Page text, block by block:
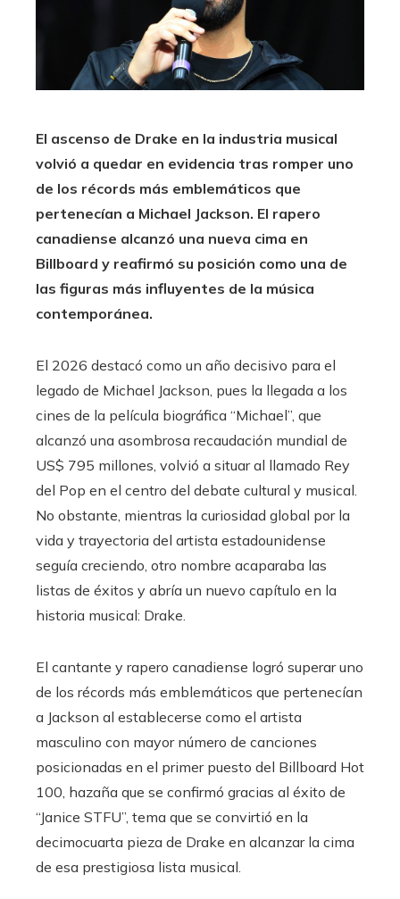
El ascenso de Drake en la industria musical
volvió a quedar en evidencia tras romper uno
de los récords más emblemáticos que
pertenecían a Michael Jackson. El rapero
canadiense alcanzó una nueva cima en
Billboard y reafirmó su posición como una de
las figuras más influyentes de la música
contemporánea.
El 2026 destacó como un año decisivo para el
legado de Michael Jackson, pues la llegada a los
cines de la película biográfica “Michael”, que
alcanzó una asombrosa recaudación mundial de
US$ 795 millones, volvió a situar al llamado Rey
del Pop en el centro del debate cultural y musical.
No obstante, mientras la curiosidad global por la
vida y trayectoria del artista estadounidense
seguía creciendo, otro nombre acaparaba las
listas de éxitos y abría un nuevo capítulo en la
historia musical: Drake.
El cantante y rapero canadiense logró superar uno
de los récords más emblemáticos que pertenecían
a Jackson al establecerse como el artista
masculino con mayor número de canciones
posicionadas en el primer puesto del Billboard Hot
100, hazaña que se confirmó gracias al éxito de
“Janice STFU”, tema que se convirtió en la
decimocuarta pieza de Drake en alcanzar la cima
de esa prestigiosa lista musical.